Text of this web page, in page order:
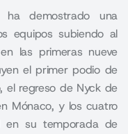
demostrado una
equipos subiendo al
las primeras nueve
el primer podio de
el regreso de Nyck de
Mónaco, y los cuatro
en su temporada de